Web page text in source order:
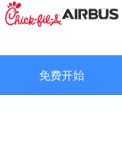
免费开始